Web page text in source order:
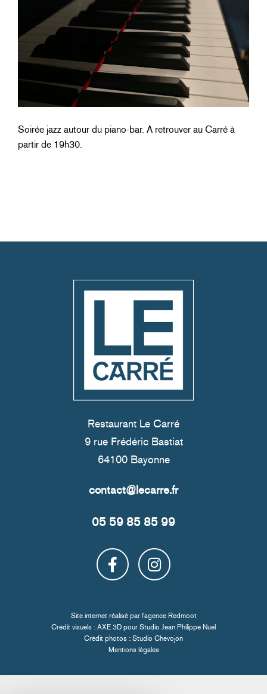
Soirée jazz autour du piano-bar. A retrouver au Carré à
partir de 19h30.
Restaurant Le Carré
9 rue Frédéric Bastiat
64100 Bayonne
05 59 85 85 99
Site internet réalisé par l'agence Redmoot
Crédit visuels : AXE 3D pour Studio Jean Philippe Nuel
Crédit photos : Studio Chevojon
Mentions légales